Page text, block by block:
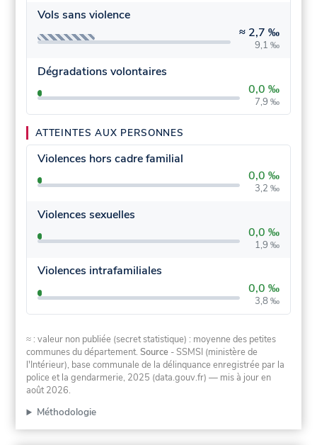
Vols sans violence
≈ 2,7 ‰
9,1 ‰
Dégradations volontaires
0,0 ‰
7,9 ‰
ATTEINTES AUX PERSONNES
Violences hors cadre familial
0,0 ‰
3,2 ‰
Violences sexuelles
0,0 ‰
1,9 ‰
Violences intrafamiliales
0,0 ‰
3,8 ‰
≈ : valeur non publiée (secret statistique) : moyenne des petites
communes du département.Source - SSMSI (ministère de
l'Intérieur), base communale de la délinquance enregistrée par la
police et la gendarmerie, 2025 (data.gouv.fr) — mis à jour en
août 2026.
Méthodologie